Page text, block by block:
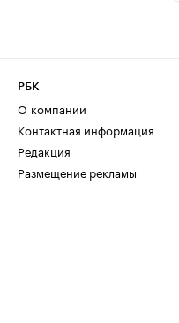
РБК
О компании
Контактная информация
Редакция
Размещение рекламы